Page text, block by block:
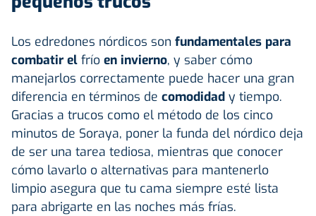
Los edredones nórdicos son fundamentales para
combatir el frío en invierno, y saber cómo
manejarlos correctamente puede hacer una gran
diferencia en términos de comodidad y tiempo.
Gracias a trucos como el método de los cinco
minutos de Soraya, poner la funda del nórdico deja
de ser una tarea tediosa, mientras que conocer
cómo lavarlo o alternativas para mantenerlo
limpio asegura que tu cama siempre esté lista
para abrigarte en las noches más frías.